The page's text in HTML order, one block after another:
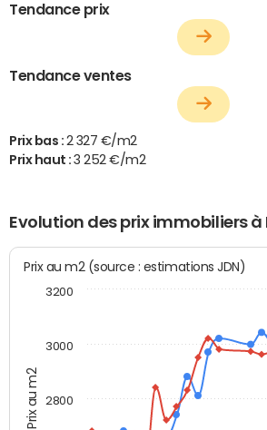
Tendance prix
Tendance ventes
Prix bas : 2 327 €/m2
Prix haut :3 252 €/m2
Evolution des prix immobiliers à
Prix au m2
Prix au m2 (source : estimations JDN)
2800
3000
3200